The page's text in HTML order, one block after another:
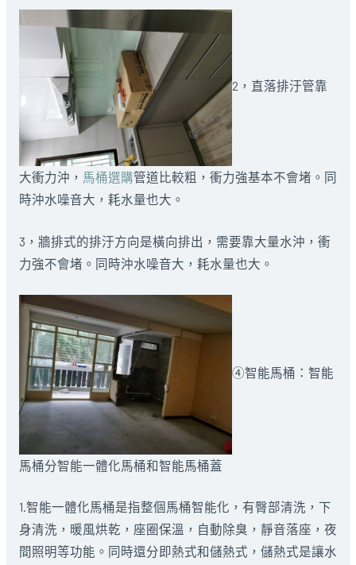
2，直落排汙管靠
大衝力沖， 馬桶選購管道比較粗，衝力強基本不會堵。同
時沖水噪音大，耗水量也大。
3，牆排式的排汙方向是橫向排出，需要靠大量水沖，衝
力強不會堵。同時沖水噪音大，耗水量也大。
④智能馬桶：智能
馬桶分智能一體化馬桶和智能馬桶蓋
1.智能一體化馬桶是指整個馬桶智能化，有臀部清洗，下
身清洗，暖風烘乾，座圈保溫，自動除臭，靜音落座，夜
間照明等功能。同時還分即熱式和儲熱式，儲熱式是讓水